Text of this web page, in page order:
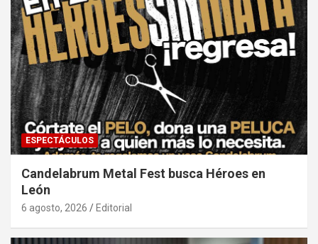
ESPECTÁCULOS
Candelabrum Metal Fest busca Héroes en
León
6 agosto, 2026 Editorial